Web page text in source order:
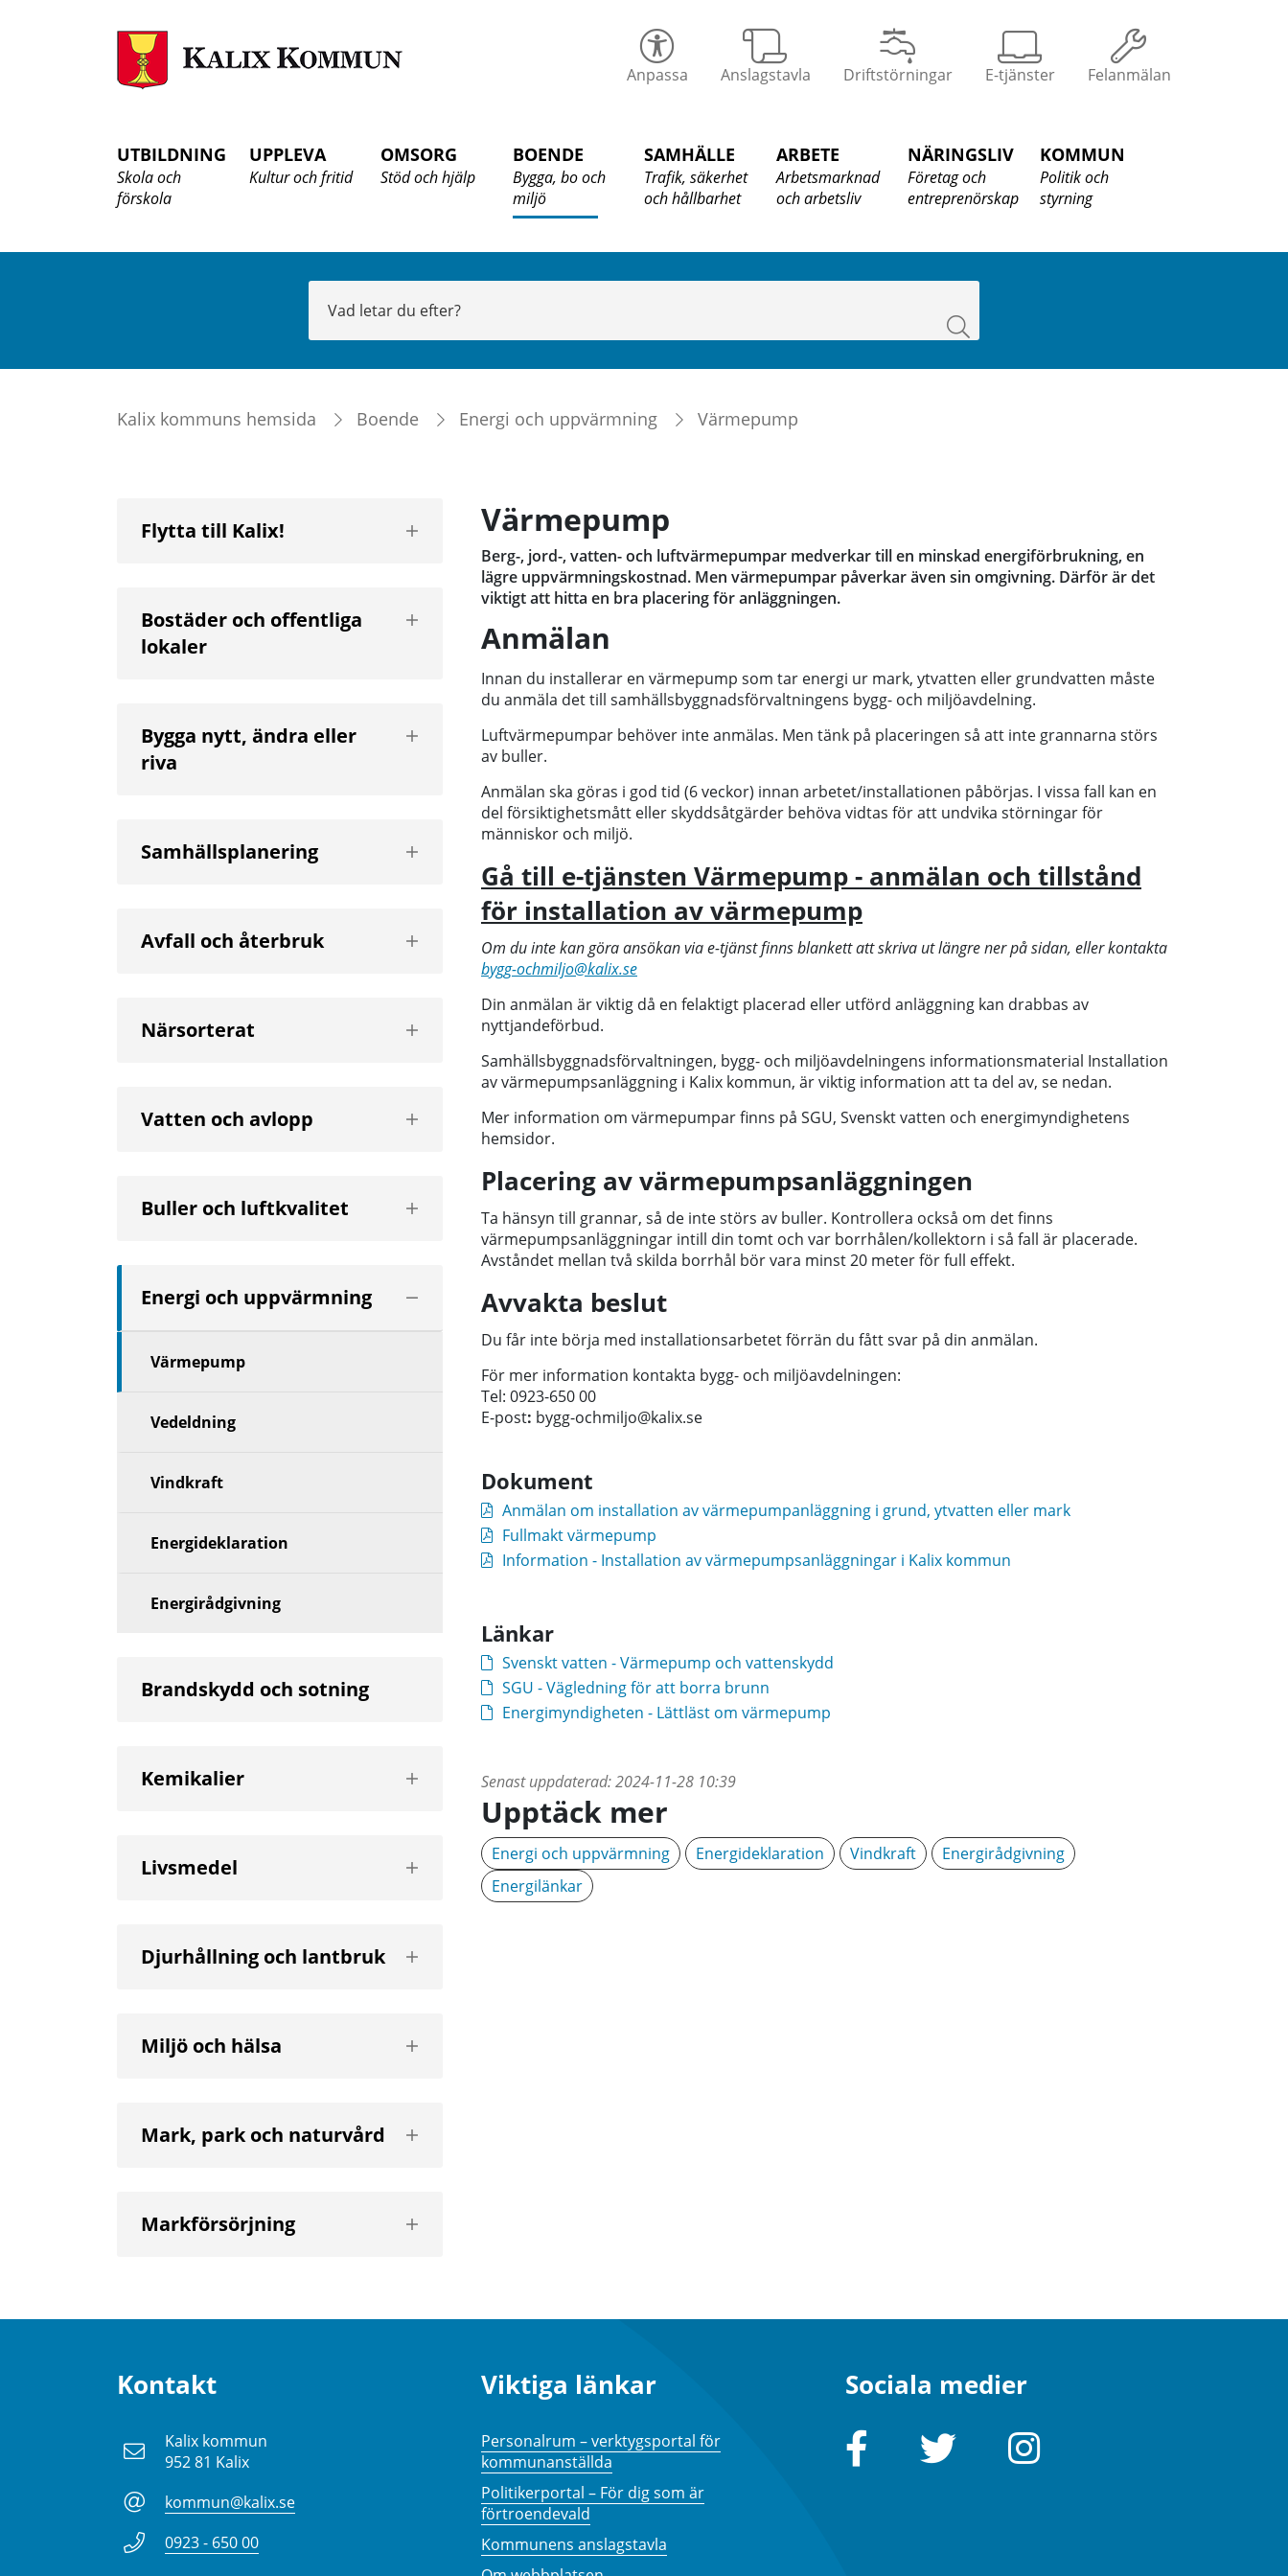
Anpassa Anslagstavla Driftstörningar E-tjänster Felanmälan
UTBILDNING
Skola och
förskola
UPPLEVA
Kultur och fritid
OMSORG
Stöd och hjälp
BOENDE
Bygga, bo och
miljö
SAMHÄLLE
Trafik, säkerhet
och hållbarhet
ARBETE
Arbetsmarknad
och arbetsliv
NÄRINGSLIV
Företag och
entreprenörskap
KOMMUN
Politik och
styrning
Sök
Kalix kommuns hemsida Boende Energi och uppvärmning Värmepump
Värmepump
Berg-, jord-, vatten- och luftvärmepumpar medverkar till en minskad energiförbrukning, en
lägre uppvärmningskostnad. Men värmepumpar påverkar även sin omgivning. Därför är det
viktigt att hitta en bra placering för anläggningen.
Anmälan
Innan du installerar en värmepump som tar energi ur mark, ytvatten eller grundvatten måste
du anmäla det till samhällsbyggnadsförvaltningens bygg- och miljöavdelning.
Luftvärmepumpar behöver inte anmälas. Men tänk på placeringen så att inte grannarna störs
av buller.
Anmälan ska göras i god tid (6 veckor) innan arbetet/installationen påbörjas. I vissa fall kan en
del försiktighetsmått eller skyddsåtgärder behöva vidtas för att undvika störningar för
människor och miljö.
Gå till e-tjänsten Värmepump - anmälan och tillstånd
för installation av värmepump
Om du inte kan göra ansökan via e-tjänst finns blankett att skriva ut längre ner på sidan, eller kontakta
bygg-ochmiljo@kalix.se
Din anmälan är viktig då en felaktigt placerad eller utförd anläggning kan drabbas av
nyttjandeförbud.
Samhällsbyggnadsförvaltningen, bygg- och miljöavdelningens informationsmaterial Installation
av värmepumpsanläggning i Kalix kommun, är viktig information att ta del av, se nedan.
Mer information om värmepumpar finns på SGU, Svenskt vatten och energimyndighetens
hemsidor.
Placering av värmepumpsanläggningen
Ta hänsyn till grannar, så de inte störs av buller. Kontrollera också om det finns
värmepumpsanläggningar intill din tomt och var borrhålen/kollektorn i så fall är placerade.
Avståndet mellan två skilda borrhål bör vara minst 20 meter för full effekt.
Avvakta beslut
Du får inte börja med installationsarbetet förrän du fått svar på din anmälan.
För mer information kontakta bygg- och miljöavdelningen:
Tel: 0923-650 00
E-post: bygg-ochmiljo@kalix.se
Dokument
Anmälan om installation av värmepumpanläggning i grund, ytvatten eller mark
Fullmakt värmepump
Information - Installation av värmepumpsanläggningar i Kalix kommun
Länkar
Svenskt vatten - Värmepump och vattenskydd
SGU - Vägledning för att borra brunn
Energimyndigheten - Lättläst om värmepump
Senast uppdaterad:2024-11-28 10:39
Upptäck mer
Energi och uppvärmning Energideklaration Vindkraft
Energirådgivning
Energilänkar
Flytta till Kalix!
Visa
nästa
Bostäder och offentliga
lokaler
Visa
nästa
Bygga nytt, ändra eller
riva
Visa
nästa
Samhällsplanering
Visa
nästa
Avfall och återbruk
Visa
nästa
Närsorterat
Visa
nästa
Vatten och avlopp
Visa
nästa
Buller och luftkvalitet
Visa
nästa
Energi och uppvärmning
Värmepump
Vedeldning
Vindkraft
Energideklaration
Energirådgivning
Brandskydd och sotning
Kemikalier
Visa
nästa
Livsmedel
Visa
nästa
Djurhållning och lantbruk
Visa
nästa
Miljö och hälsa
Visa
nästa
Mark, park och naturvård
Visa
nästa
Markförsörjning
Visa
nästa
Kontakt
Kalix kommun
952 81 Kalix
kommun@kalix.se
0923 - 650 00
Viktiga länkar
Personalrum – verktygsportal för
kommunanställda
Politikerportal – För dig som är
förtroendevald
Kommunens anslagstavla
Sociala medier
Facebook Twitter Instagram